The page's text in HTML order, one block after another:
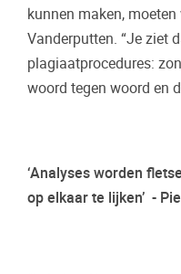
kunnen maken,
Vanderputten. “Je ziet
plagiaatprocedures:
woord tegen woord en
‘Analyses worden
op elkaar te lijken’ -